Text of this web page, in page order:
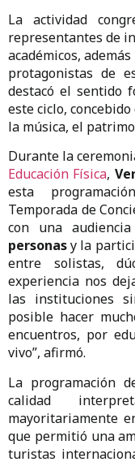
La actividad
representantes de
académicos,
protagonistas de
destacó el sentido
este ciclo,
la música, el
Durante la
Educación Física,
esta
Temporada de
con una
personasy la
entre solistas,
experiencia nos
las instituciones
posible hacer
encuentros, por
vivo”, afirmó.
La programación
calidad
mayoritariamente
que permitió una
turistas